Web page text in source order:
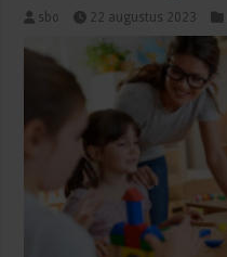
sbo 22 augustus 2023